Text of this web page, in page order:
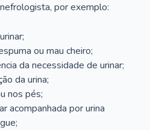
por exemplo:
ou mau cheiro;
da necessidade de urinar;
da urina;
nos pés;
acompanhada por urina